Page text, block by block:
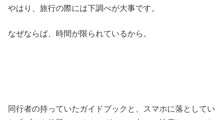
やはり、旅行の際には下調べが大事です。
なぜならば、時間が限られているから。
同行者の持っていたガイドブックと、スマホに落としてい